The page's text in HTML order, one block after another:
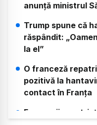
anunță ministrul
Trump spune că
răspândit:
la el”
O franceză
pozitivă la
contact în Franța
Francezii